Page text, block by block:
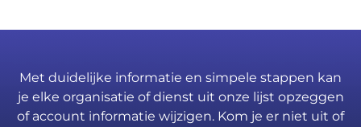
Met duidelijke informatie en simpele stappen kan
je elke organisatie of dienst uit onze lijst opzeggen
of account informatie wijzigen. Kom je er niet uit of